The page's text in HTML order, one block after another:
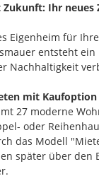
Ihr neues
Eigenheim für
entsteht
Nachhaltigkeit
mit Kaufoption
27 moderne
oder
das Modell
später über den